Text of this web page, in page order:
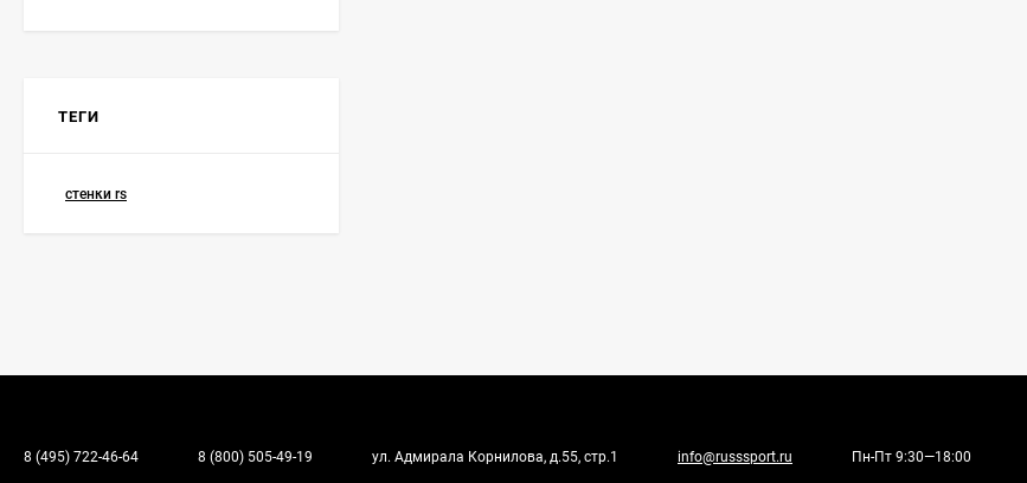
ТЕГИ
стенки rs
8 (495) 722-46-64 8 (800) 505-49-19 ул. Адмирала Корнилова, д.55, стр.1 info@russsport.ru Пн-Пт 9:30—18:00